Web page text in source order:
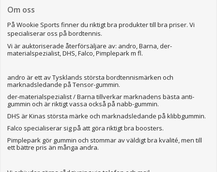
Om oss
På Wookie Sports finner du riktigt bra produkter till bra priser. Vi
specialiserar oss på bordtennis.
Vi är auktoriserade återförsäljare av: andro, Barna, der-
materialspezialist, DHS, Falco, Pimplepark m fl.
andro är ett av Tysklands största bordtennismärken och
marknadsledande på Tensor-gummin.
der-materialspezialist / Barna tillverkar marknadens bästa anti-
gummin och är riktigt vassa också på nabb-gummin.
DHS är Kinas största märke och marknadsledande på klibbgummin.
Falco specialiserar sig på att göra riktigt bra boosters.
Pimplepark gör gummin och stommar av väldigt bra kvalité, men till
ett bättre pris än många andra.